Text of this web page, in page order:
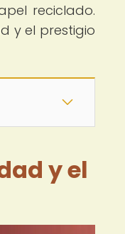
reciclado.
y el prestigio
y el